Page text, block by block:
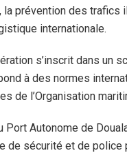
prévention des trafics
internationale.
s’inscrit dans un
à des normes
de l’Organisation
Port Autonome de
de sécurité et de police